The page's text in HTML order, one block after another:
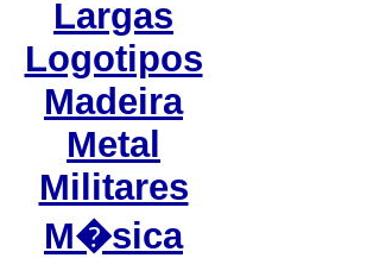
Largas
Logotipos
Madeira
Metal
Militares
M�sica